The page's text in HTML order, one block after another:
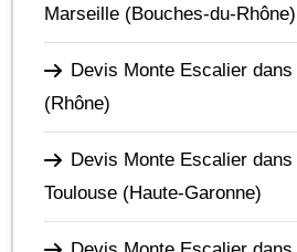
Marseille (Bouches-du-Rhône)
Devis Monte Escalier
(Rhône)
Devis Monte Escalier
Toulouse (Haute-Garonne)